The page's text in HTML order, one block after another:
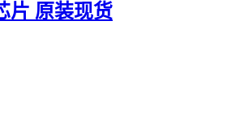
片 原装现货